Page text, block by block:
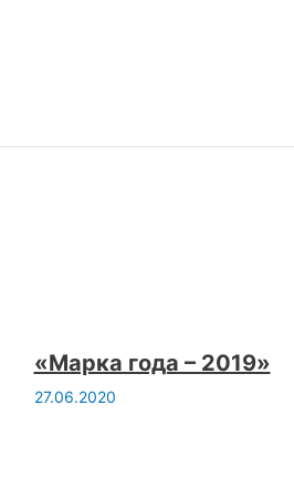
«Марка года – 2019»
27.06.2020